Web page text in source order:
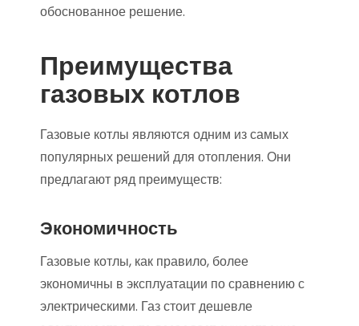
обоснованное решение.
Преимущества
газовых котлов
Газовые котлы являются одним из самых
популярных решений для отопления. Они
предлагают ряд преимуществ:
Экономичность
Газовые котлы, как правило, более
экономичны в эксплуатации по сравнению с
электрическими. Газ стоит дешевле